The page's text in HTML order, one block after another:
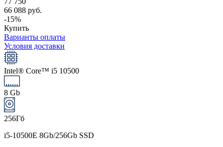
66 088 руб.
-15%
Купить
Варианты оплаты
Условия доставки
Intel® Core™ i5 10500
8 Gb
256Гб
i5-10500E 8Gb/256Gb SSD